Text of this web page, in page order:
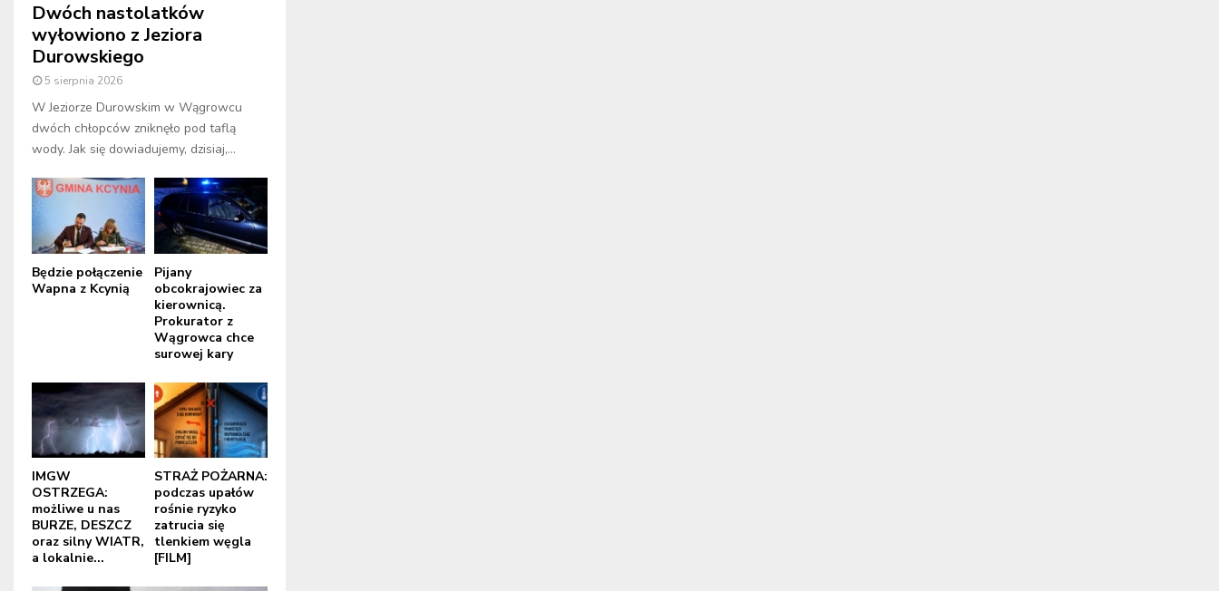
Dwóch nastolatków
wyłowiono z Jeziora
Durowskiego
5 sierpnia 2026
W Jeziorze Durowskim w Wągrowcu
dwóch chłopców zniknęło pod taflą
wody. Jak się dowiadujemy, dzisiaj,...
Będzie połączenie
Wapna z Kcynią
Pijany
obcokrajowiec za
kierownicą.
Prokurator z
Wągrowca chce
surowej kary
IMGW
OSTRZEGA:
możliwe u nas
BURZE, DESZCZ
oraz silny WIATR,
a lokalnie...
STRAŻ POŻARNA:
podczas upałów
rośnie ryzyko
zatrucia się
tlenkiem węgla
[FILM]